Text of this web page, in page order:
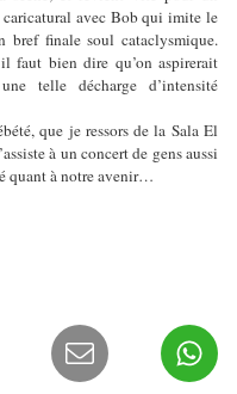
avec Bob qui imite le
finale soul cataclysmique.
faut bien dire qu’on aspirerait
telle décharge d’intensité
que je ressors de la Sala El
à un concert de gens aussi
quant à notre avenir…